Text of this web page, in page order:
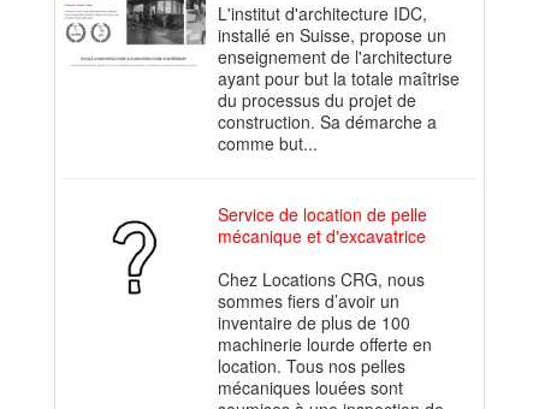
L'institut d'architecture IDC,
installé en Suisse, propose un
enseignement de l'architecture
ayant pour but la totale maîtrise
du processus du projet de
construction. Sa démarche a
comme but...
Service de location de pelle
mécanique et d'excavatrice
Chez Locations CRG, nous
sommes fiers d’avoir un
inventaire de plus de 100
machinerie lourde offerte en
location. Tous nos pelles
mécaniques louées sont